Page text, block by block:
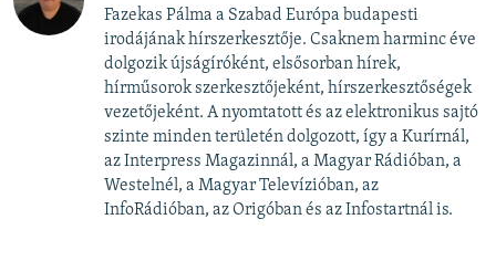
Fazekas Pálma a Szabad Európa budapesti
irodájának hírszerkesztője. Csaknem harminc éve
dolgozik újságíróként, elsősorban hírek,
hírműsorok szerkesztőjeként, hírszerkesztőségek
vezetőjeként. A nyomtatott és az elektronikus sajtó
szinte minden területén dolgozott, így a Kurírnál,
az Interpress Magazinnál, a Magyar Rádióban, a
Westelnél, a Magyar Televízióban, az
InfoRádióban, az Origóban és az Infostartnál is.